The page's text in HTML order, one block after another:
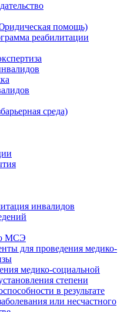
помощь)
реабилитации
среда)
инвалидов
МСЭ
для проведения медико-
медико-социальной
степени
в результате
или несчастного